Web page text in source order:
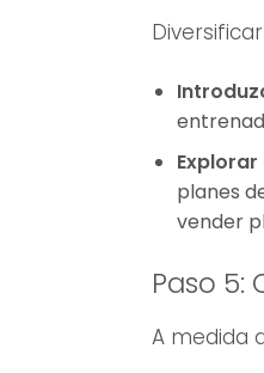
planes
vender
Paso
A medida